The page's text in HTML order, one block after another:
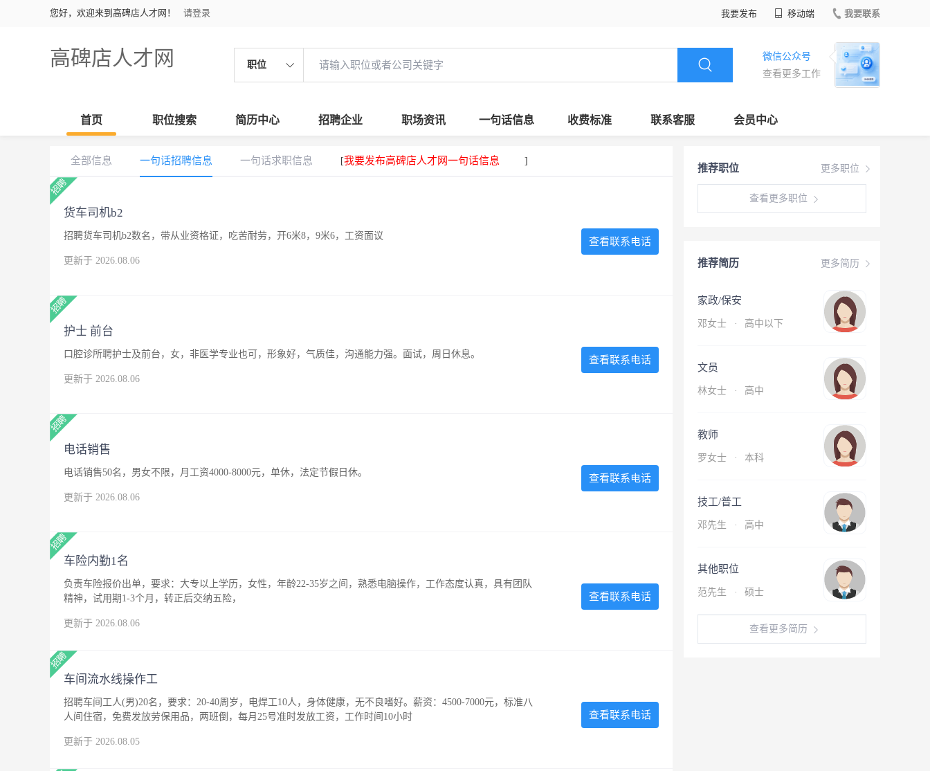
您好，欢迎来到高碑店人才网！ 请登录 我要发布 移动端 我要联系
高碑店人才网 职位
微信公众号
查看更多工作
首页 职位搜索 简历中心 招聘企业 职场资讯 一句话信息 收费标准 联系客服 会员中心
更多职位
推荐职位
查看更多职位
更多简历
推荐简历
家政/保安
邓女士 · 高中以下
文员
林女士 · 高中
教师
罗女士 · 本科
技工/普工
邓先生 · 高中
其他职位
范先生 · 硕士
查看更多简历
全部信息 一句话招聘信息 一句话求职信息 [我要发布高碑店人才网一句话信息 ]
货车司机b2
招聘货车司机b2数名，带从业资格证，吃苦耐劳，开6米8，9米6，工资面议
更新于 2026.08.06
查看联系电话
护士 前台
口腔诊所聘护士及前台，女，非医学专业也可，形象好，气质佳，沟通能力强。面试，周日休息。
更新于 2026.08.06
查看联系电话
电话销售
电话销售50名，男女不限，月工资4000-8000元，单休，法定节假日休。
更新于 2026.08.06
查看联系电话
车险内勤1名
负责车险报价出单，要求：大专以上学历，女性，年龄22-35岁之间，熟悉电脑操作，工作态度认真，具有团队
精神，试用期1-3个月，转正后交纳五险，
更新于 2026.08.06
查看联系电话
车间流水线操作工
招聘车间工人(男)20名，要求：20-40周岁，电焊工10人，身体健康，无不良嗜好。薪资：4500-7000元，标准八
人间住宿，免费发放劳保用品，两班倒，每月25号准时发放工资，工作时间10小时
更新于 2026.08.05
查看联系电话